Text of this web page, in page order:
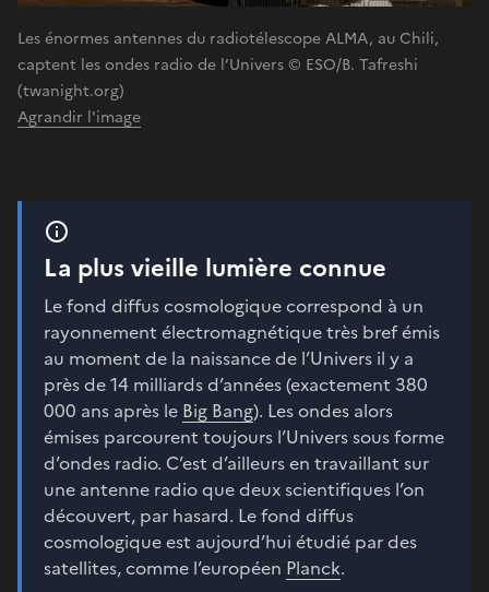
Les énormes antennes du radiotélescope ALMA, au Chili,
captent les ondes radio de l’Univers © ESO/B. Tafreshi
(twanight.org)
Agrandir l'image
La plus vieille lumière connue
Le fond diffus cosmologique correspond à un
rayonnement électromagnétique très bref émis
au moment de la naissance de l’Univers il y a
près de 14 milliards d’années (exactement 380
000 ans après le Big Bang). Les ondes alors
émises parcourent toujours l’Univers sous forme
d’ondes radio. C’est d’ailleurs en travaillant sur
une antenne radio que deux scientifiques l’on
découvert, par hasard. Le fond diffus
cosmologique est aujourd’hui étudié par des
satellites, comme l’européen Planck.